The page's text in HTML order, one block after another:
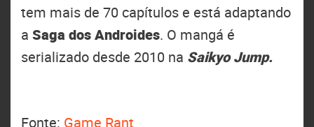
tem mais de 70 capítulos e está adaptando
a Saga dos Androides. O mangá é
serializado desde 2010 na Saikyo Jump.
Fonte: Game Rant